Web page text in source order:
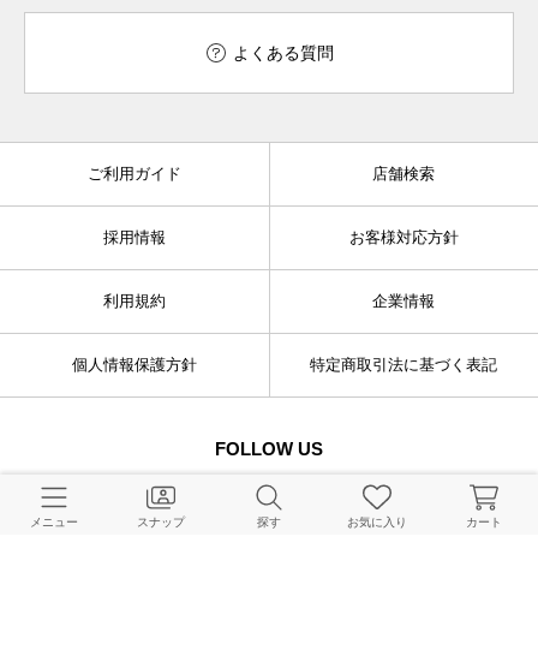
よくある質問
ご利用ガイド 店舗検索
採用情報 お客様対応方針
利用規約 企業情報
個人情報保護方針 特定商取引法に基づく表記
FOLLOW US
メニュー スナップ 探す お気に入り カート